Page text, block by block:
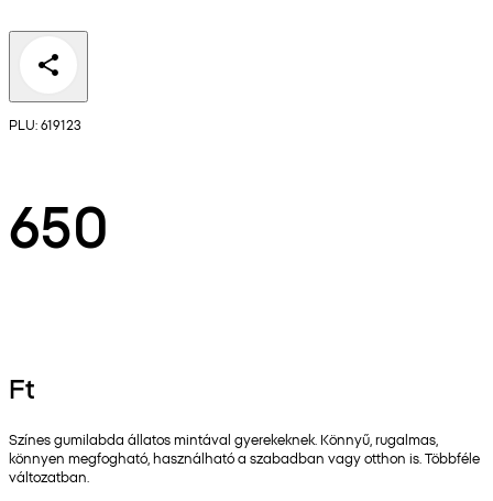
PLU: 619123
650
Ft
Színes gumilabda állatos mintával gyerekeknek. Könnyű, rugalmas,
könnyen megfogható, használható a szabadban vagy otthon is. Többféle
változatban.